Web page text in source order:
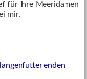
für Ihre Meeridamen
mir.
enden